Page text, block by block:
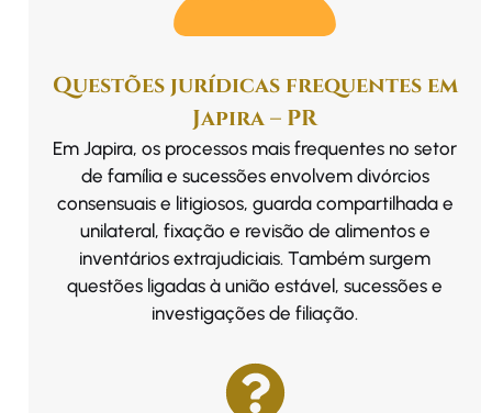
Questões jurídicas frequentes em
Japira – PR
Em Japira, os processos mais frequentes no setor
de família e sucessões envolvem divórcios
consensuais e litigiosos, guarda compartilhada e
unilateral, fixação e revisão de alimentos e
inventários extrajudiciais. Também surgem
questões ligadas à união estável, sucessões e
investigações de filiação.